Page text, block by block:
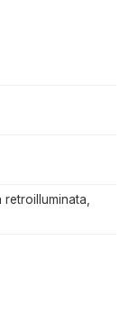
retroilluminata,